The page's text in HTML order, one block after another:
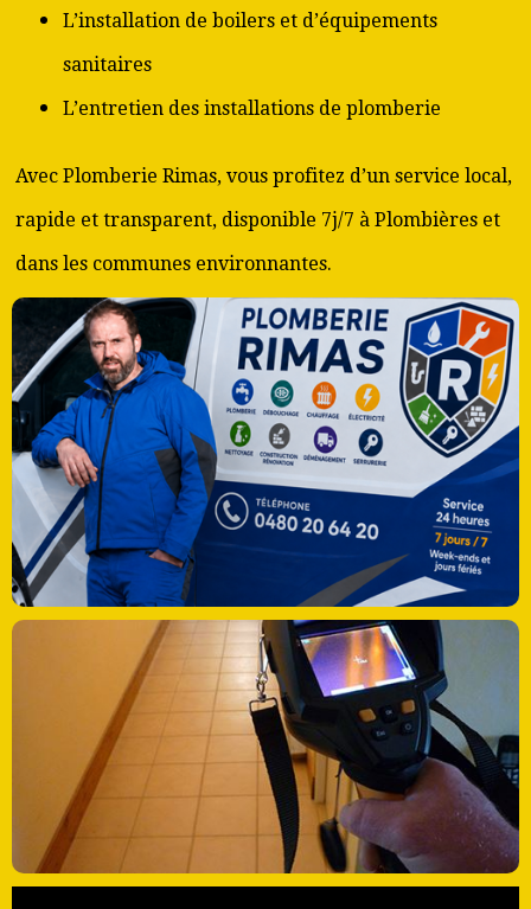
L’installation de boilers et d’équipements
sanitaires
L’entretien des installations de plomberie
Avec Plomberie Rimas, vous profitez d’un service local,
rapide et transparent, disponible 7j/7 à Plombières et
dans les communes environnantes.